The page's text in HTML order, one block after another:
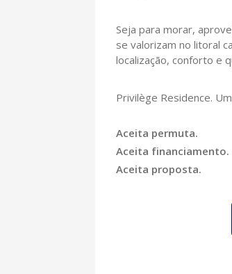
Seja para morar,
se valorizam no litoral
localização, conforto e
Privilège Residence.
Aceita permuta.
Aceita financiamento.
Aceita proposta.